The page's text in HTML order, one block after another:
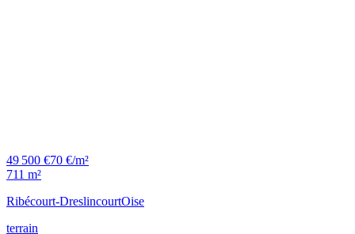
49 500 €70 €/m²
711 m²
Ribécourt-DreslincourtOise
terrain